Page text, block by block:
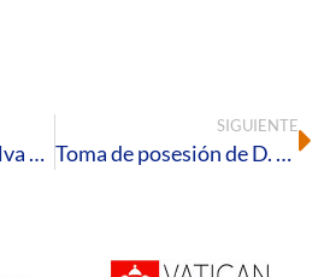
El Seminario de Huelva acogerá la celebración diocesana de la Jornada Mundial del Migrante y del Refugiado 2024
SIGUIENTE
Toma de posesión de D. Jordi Montes Rodríguez como juez del Tribunal Diocesano de Huelva